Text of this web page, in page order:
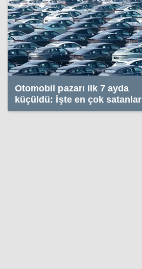
Otomobil pazarı ilk 7 ayda
küçüldü: İşte en çok satanlar